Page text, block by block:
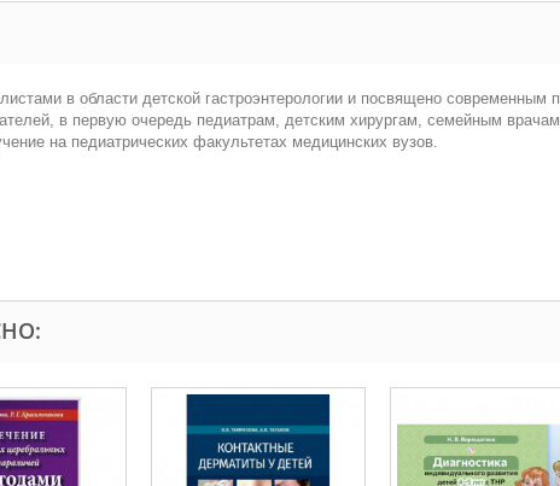
в области детской гастроэнтерологии и посвящено современным
в первую очередь педиатрам, детским хирургам, семейным
на педиатрических факультетах медицинских вузов.